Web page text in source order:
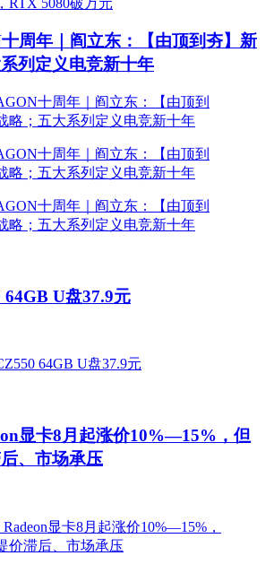
周年｜阎立东：【由顶到夯】新
列定义电竞新十年
64GB U盘37.9元
显卡8月起涨价10%—15%，但
、市场承压